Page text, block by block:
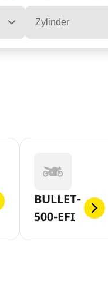
Zylinder
BULLET-
500-EFI